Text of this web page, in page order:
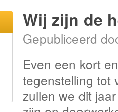
Wij zijn de
Gepubliceerd
Even een kort
tegenstelling tot
zullen we dit